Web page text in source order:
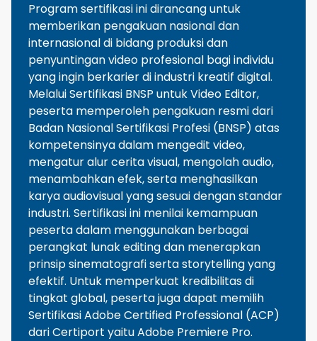
Program sertifikasi ini dirancang untuk
memberikan pengakuan nasional dan
internasional di bidang produksi dan
penyuntingan video profesional bagi individu
yang ingin berkarier di industri kreatif digital.
Melalui Sertifikasi BNSP untuk Video Editor,
peserta memperoleh pengakuan resmi dari
Badan Nasional Sertifikasi Profesi (BNSP) atas
kompetensinya dalam mengedit video,
mengatur alur cerita visual, mengolah audio,
menambahkan efek, serta menghasilkan
karya audiovisual yang sesuai dengan standar
industri. Sertifikasi ini menilai kemampuan
peserta dalam menggunakan berbagai
perangkat lunak editing dan menerapkan
prinsip sinematografi serta storytelling yang
efektif. Untuk memperkuat kredibilitas di
tingkat global, peserta juga dapat memilih
Sertifikasi Adobe Certified Professional (ACP)
dari Certiport yaitu Adobe Premiere Pro.